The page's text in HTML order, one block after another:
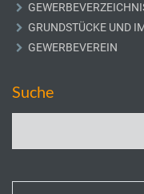
GRUNDSTÜCKE UND
GEWERBEVEREIN
Suche